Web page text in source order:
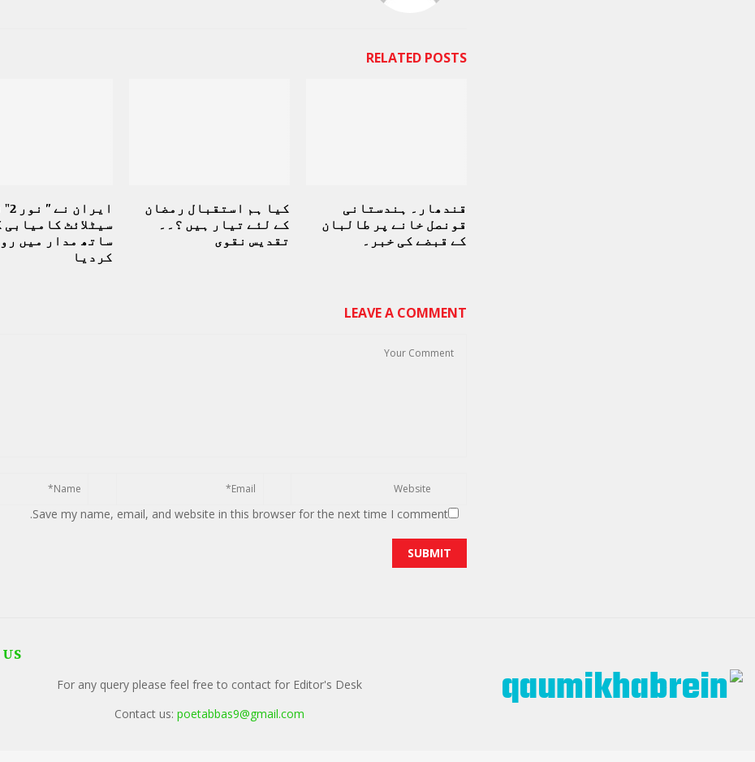
RELATED POSTS
سیٹلائٹ کامیابی
ساتھ مدار میں
کردیا
کیا ہم استقبال رمضان
کے لئے تیار ہیں ؟۔۔
تقدیس نقوی
قندھار۔ ہندستانی
قونصل خانے پر طالبان
کے قبضے کی خبر۔
LEAVE A COMMENT
Save my name, email, and website in this browser for the next time I comment.
For any query please feel free to contact for Editor's Desk
Contact us: poetabbas9@gmail.com